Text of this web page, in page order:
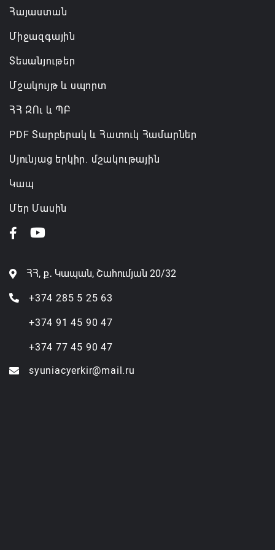
Հայաստան
Միջազգային
Տեսանյութեր
Մշակույթ և սպորտ
ՀՀ ԶՈւ և ՊԲ
PDF Տարբերակ և Հատուկ Համարներ
Սյունյաց երկիր. մշակութային
Կապ
Մեր Մասին
ՀՀ, ք․ Կապան, Շահումյան 20/32
+374 285 5 25 63
+374 91 45 90 47
+374 77 45 90 47
syuniacyerkir@mail.ru